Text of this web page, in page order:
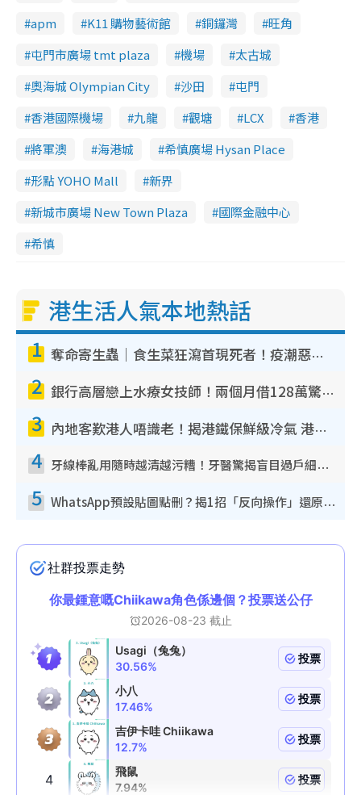
apm
K11 購物藝術館 銅鑼灣
旺角
屯門市廣場 tmt plaza
機場
太古城
奧海城 Olympian City
沙田
屯門
香港國際機場
九龍 觀塘 LCX
香港
將軍澳
海港城
希慎廣場 Hysan Place
形點 YOHO Mall
新界
新城市廣場 New Town Plaza
國際金融中心
希慎
港生活人氣本地熱話
1 奪命寄生蟲｜食生菜狂瀉首現死者！疫潮惡化錄1.8萬宗病例 揭洗菜3大謬誤
2 銀行高層戀上水療女技師！兩個月借128萬驚覺「沉船」沉落火海 揭背後疑似邪教操控賣淫
3 內地客歎港人唔識老！揭港鐵保鮮級冷氣 港人求放過：咪投訴
4 牙線棒亂用隨時越清越污糟！牙醫驚揭盲目過戶細菌恐致蛀牙：呢種先係日常真保養
5 WhatsApp預設貼圖點刪？揭1招「反向操作」還原簡潔介面 附3步實測教學